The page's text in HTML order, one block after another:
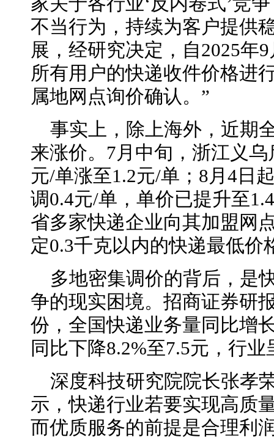
不当行为，持续为客户提供
展，经研究决定，自2025年
所有用户的快递收件价格进
属地网点询价确认。”
事实上，除上海外，近期
来涨价。7月中旬，浙江义
元/单涨至1.2元/单；8月4日
调0.4元/单，单价已提升至
省多家快递企业向其加盟网
定0.3千克以内的快递最低价
多地密集调价的背后，是
争的现实困境。招商证券研
份，全国快递业务量同比增
同比下降8.2%至7.5元，行
深度科技研究院院长张孝
示，快递行业若要实现高质
而优质服务的前提是合理利